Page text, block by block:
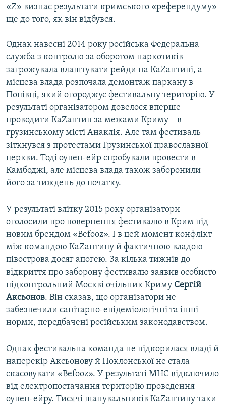
«Z» визнає результати кримського «референдуму»
ще до того, як він відбувся.
Однак навесні 2014 року російська Федеральна
служба з контролю за оборотом наркотиків
загрожувала влаштувати рейди на КаZантипі, а
місцева влада розпочала демонтаж паркану в
Попівці, який огороджує фестивальну територію. У
результаті організатором довелося вперше
проводити КаZантип за межами Криму ‒ в
грузинському місті Анаклія. Але там фестиваль
зіткнувся з протестами Грузинської православної
церкви. Тоді оупен-ейр спробували провести в
Камбоджі, але місцева влада також заборонили
його за тиждень до початку.
У результаті влітку 2015 року організатори
оголосили про повернення фестивалю в Крим під
новим брендом «Befooz». І в цей момент конфлікт
між командою КаZантипу й фактичною владою
півострова досяг апогею. За кілька тижнів до
відкриття про заборону фестивалю заявив особисто
підконтрольний Москві очільник Криму Сергій
Аксьонов. Він сказав, що організатори не
забезпечили санітарно-епідеміологічні та інші
норми, передбачені російським законодавством.
Однак фестивальна команда не підкорилася владі й
наперекір Аксьонову й Поклонської не стала
скасовувати «Befooz». У результаті МНС відключило
від електропостачання територію проведення
оупен-ейру. Тисячі шанувальників КаZантипу таки